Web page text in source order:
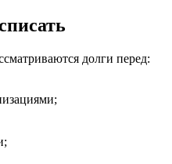
долги перед: